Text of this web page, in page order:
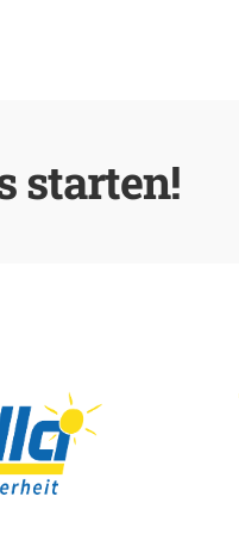
starten!